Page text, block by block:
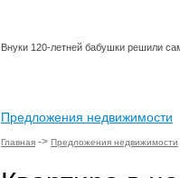
Внуки 120-летней бабушки решили
Предложения недвижимости
Главная -> Предложения недвижимости